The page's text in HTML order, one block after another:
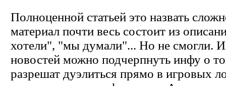
Полноценной статьей это назвать
материал почти весь состоит из
хотели", "мы думали"... Но не смогли.
новостей можно подчерпнуть инфу о
разрешат дуэлиться прямо в игровых